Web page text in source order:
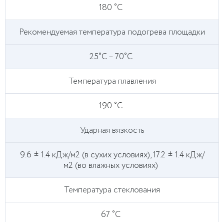
180 ˚C
Рекомендуемая температура подогрева площадки
25˚C – 70˚C
Температура плавления
190 ˚C
Ударная вязкость
9.6 ± 1.4 кДж/м2 (в сухих условиях), 17.2 ± 1.4 кДж/
м2 (во влажных условиях)
Температура стеклования
67 ˚C